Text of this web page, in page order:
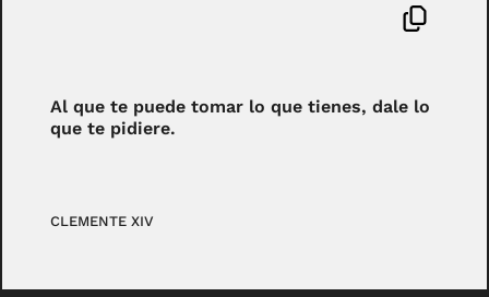
Al que te puede tomar lo que tienes, dale lo
que te pidiere.
CLEMENTE XIV